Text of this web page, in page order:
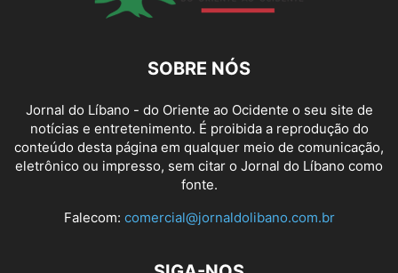
SOBRE NÓS
Jornal do Líbano - do Oriente ao Ocidente o seu site de
notícias e entretenimento. É proibida a reprodução do
conteúdo desta página em qualquer meio de comunicação,
eletrônico ou impresso, sem citar o Jornal do Líbano como
fonte.
Falecom: comercial@jornaldolibano.com.br